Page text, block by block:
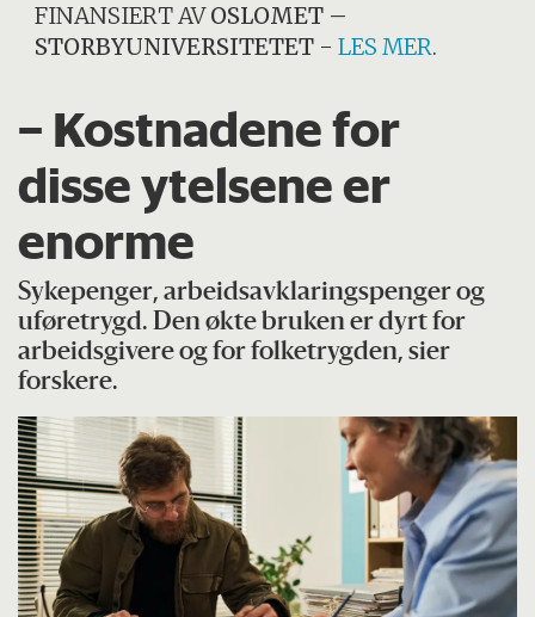
FINANSIERT AVOSLOMET –
STORBYUNIVERSITETET -LES MER.
– Kostnadene for
disse ytelsene er
enorme
Sykepenger, arbeidsavklaringspenger og
uføretrygd. Den økte bruken er dyrt for
arbeidsgivere og for folketrygden, sier
forskere.